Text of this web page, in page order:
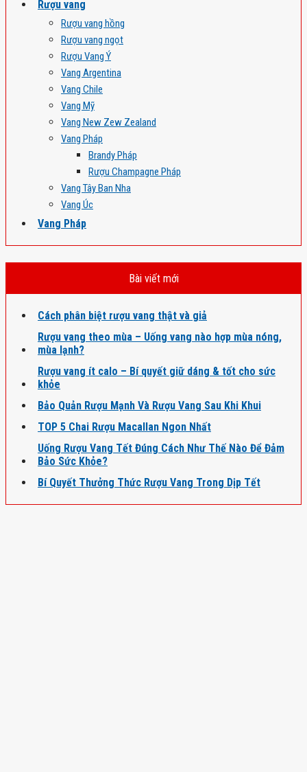
Rượu vang
Rượu vang hồng
Rượu vang ngọt
Rượu Vang Ý
Vang Argentina
Vang Chile
Vang Mỹ
Vang New Zew Zealand
Vang Pháp
Brandy Pháp
Rượu Champagne Pháp
Vang Tây Ban Nha
Vang Úc
Vang Pháp
Bài viết mới
Cách phân biệt rượu vang thật và giả
Rượu vang theo mùa – Uống vang nào hợp mùa nóng,
mùa lạnh?
Rượu vang ít calo – Bí quyết giữ dáng & tốt cho sức
khỏe
Bảo Quản Rượu Mạnh Và Rượu Vang Sau Khi Khui
TOP 5 Chai Rượu Macallan Ngon Nhất
Uống Rượu Vang Tết Đúng Cách Như Thế Nào Để Đảm
Bảo Sức Khỏe?
Bí Quyết Thưởng Thức Rượu Vang Trong Dịp Tết